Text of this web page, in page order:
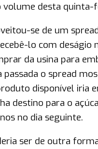
volume desta quinta-
se de um
lo com
da usina para
o spread
disponível iria
destino para o
no dia seguinte.
ser de outra